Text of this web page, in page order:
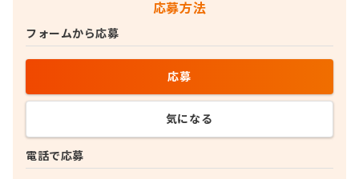
応募方法
電話で応募
フォームから応募
応募
気になる